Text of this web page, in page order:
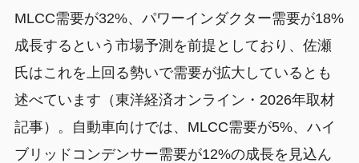
MLCC需要が32%、パワーインダクター需要が18%
成長するという市場予測を前提としており、佐瀬
氏はこれを上回る勢いで需要が拡大しているとも
述べています（東洋経済オンライン・2026年取材
記事）。自動車向けでは、MLCC需要が5%、ハイ
ブリッドコンデンサー需要が12%の成長を見込ん